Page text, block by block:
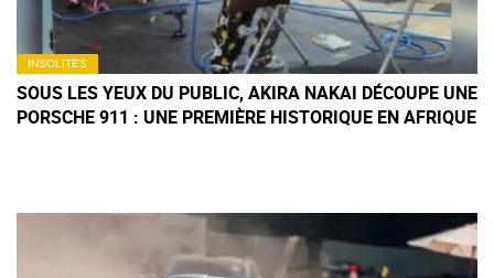
INSOLITES
SOUS LES YEUX DU PUBLIC, AKIRA NAKAI DÉCOUPE UNE
PORSCHE 911 : UNE PREMIÈRE HISTORIQUE EN AFRIQUE